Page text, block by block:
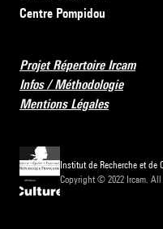
Centre Pompidou
Projet Répertoire Ircam
Infos / Méthodologie
Mentions Légales
Institut de Recherche et
Copyright © 2022 Ircam. All